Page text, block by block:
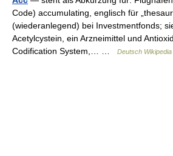
Code) accumulating, englisch für
(wiederanlegend) bei Investmentfonds;
Acetylcystein, ein Arzneimittel und
Codification System,… …
Deutsch Wikipedia